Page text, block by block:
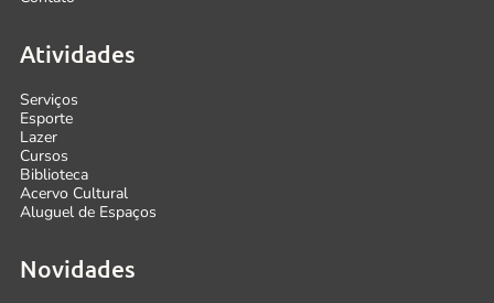
Atividades
Serviços
Esporte
Lazer
Cursos
Biblioteca
Acervo Cultural
Aluguel de Espaços
Novidades